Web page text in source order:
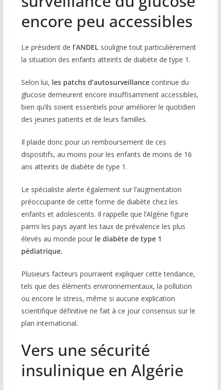
encore peu accessibles
Le président de l’ANDELsouligne tout particulièrement
la situation des enfants atteints de diabète de type 1.
Selon lui, les patchs d’autosurveillancecontinue du
glucose demeurent encore insuffisamment accessibles,
bien qu’ils soient essentiels pour améliorer le quotidien
des jeunes patients et de leurs familles.
Il plaide donc pour un remboursement de ces
dispositifs, au moins pour les enfants de moins de 16
ans atteints de diabète de type 1.
Le spécialiste alerte également sur l’augmentation
préoccupante de cette forme de diabète chez les
enfants et adolescents. Il rappelle que l’Algérie figure
parmi les pays ayant les taux de prévalence les plus
élevés au monde pour le diabète de type 1
pédiatrique.
Plusieurs facteurs pourraient expliquer cette tendance,
tels que des éléments environnementaux, la pollution
ou encore le stress, même si aucune explication
scientifique définitive ne fait à ce jour consensus sur le
plan international.
Vers une sécurité
insulinique en Algérie